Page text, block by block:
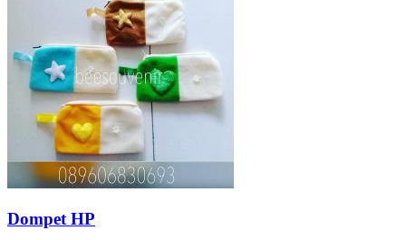
Dompet HP